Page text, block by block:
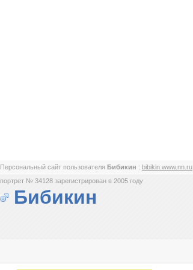
Персональный сайт пользователя Бибикин : bibikin.www.nn.ru
портрет № 34128 зарегистрирован в 2005 году
Бибикин